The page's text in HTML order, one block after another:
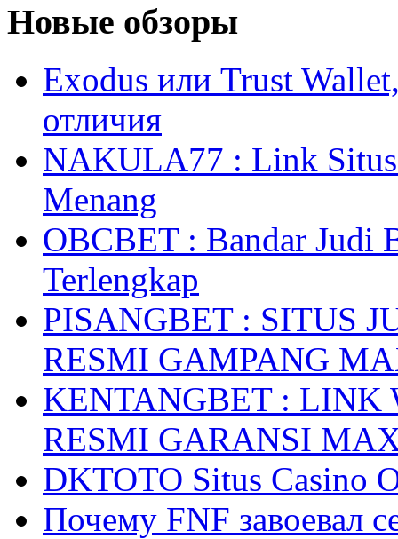
Новые обзоры
Exodus или Trust
отличия
NAKULA77 : Link Situs
Menang
OBCBET : Bandar Judi
Terlengkap
PISANGBET : SITUS
RESMI GAMPANG
KENTANGBET : LINK
RESMI GARANSI
DKTOTO Situs Casino
Почему FNF завоевал